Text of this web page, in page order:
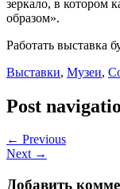
зеркало, в котором
образом».
Работать выставка
Выставки, Музеи,
Post
← Previous
Next →
Добавить